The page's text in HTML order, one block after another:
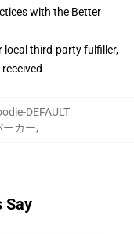
with the Better
local third-party fulfiller,
DEFAULT
ーカー,
Say